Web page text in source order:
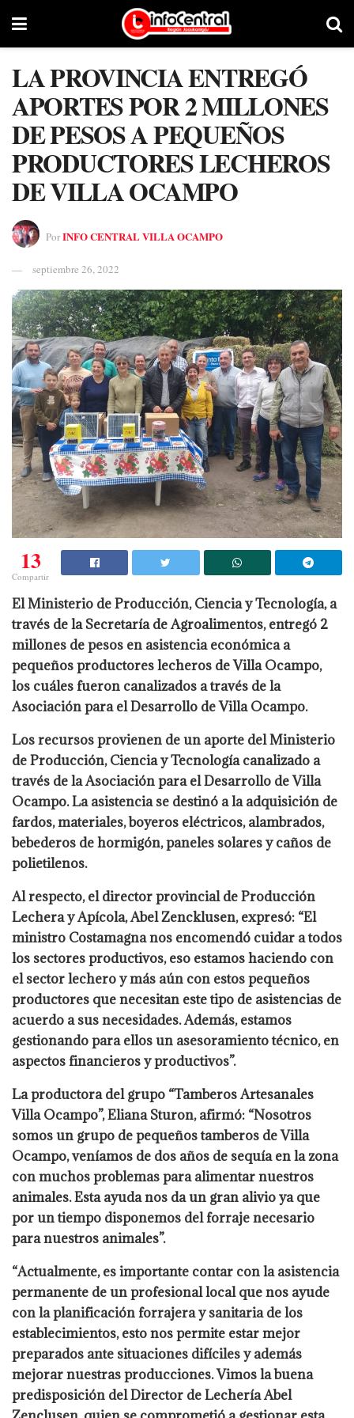
LA PROVINCIA ENTREGÓ
APORTES POR 2 MILLONES
DE PESOS A PEQUEÑOS
PRODUCTORES LECHEROS
DE VILLA OCAMPO
PorINFO CENTRAL VILLA OCAMPO
septiembre 26, 2022
13
Compartir
El Ministerio de Producción, Ciencia y Tecnología, a
través de la Secretaría de Agroalimentos, entregó 2
millones de pesos en asistencia económica a
pequeños productores lecheros de Villa Ocampo,
los cuáles fueron canalizados a través de la
Asociación para el Desarrollo de Villa Ocampo.
Los recursos provienen de un aporte del Ministerio
de Producción, Ciencia y Tecnología canalizado a
través de la Asociación para el Desarrollo de Villa
Ocampo. La asistencia se destinó a la adquisición de
fardos, materiales, boyeros eléctricos, alambrados,
bebederos de hormigón, paneles solares y caños de
polietilenos.
Al respecto, el director provincial de Producción
Lechera y Apícola, Abel Zencklusen, expresó: “El
ministro Costamagna nos encomendó cuidar a todos
los sectores productivos, eso estamos haciendo con
el sector lechero y más aún con estos pequeños
productores que necesitan este tipo de asistencias de
acuerdo a sus necesidades. Además, estamos
gestionando para ellos un asesoramiento técnico, en
aspectos financieros y productivos”.
La productora del grupo “Tamberos Artesanales
Villa Ocampo”, Eliana Sturon, afirmó: “Nosotros
somos un grupo de pequeños tamberos de Villa
Ocampo, veníamos de dos años de sequía en la zona
con muchos problemas para alimentar nuestros
animales. Esta ayuda nos da un gran alivio ya que
por un tiempo disponemos del forraje necesario
para nuestros animales”.
“Actualmente, es importante contar con la asistencia
permanente de un profesional local que nos ayude
con la planificación forrajera y sanitaria de los
establecimientos, esto nos permite estar mejor
preparados ante situaciones difíciles y además
mejorar nuestras producciones. Vimos la buena
predisposición del Director de Lechería Abel